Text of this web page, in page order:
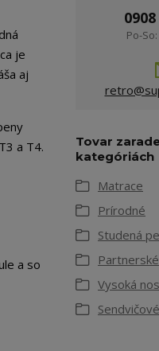
je
aj
a T4.
a so
Po-
Tovar
kategóriách
Matrace
Prírodné
Studená
Partnerské
Vysoká
Sendvičové